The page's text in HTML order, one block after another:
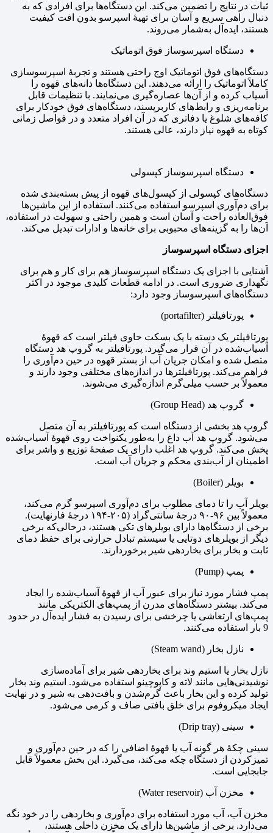
ثبات در نتایج را تضمین می‌کند. این دستگاه‌ها برای افرادی که به
دنبال راهی سریع و آسان برای تهیهٔ اسپرسو بدون افت کیفیت
هستند، ایده‌آل به‌شمار می‌روند.
دستگاه اسپرسوساز فوق اتوماتیک
دستگاه‌های فوق اتوماتیک اوج راحتی هستند و تجربهٔ اسپرسوسازی
کاملاً اتوماتیک را ارائه می‌دهند. این دستگاه‌ها دانه‌های قهوه را
آسیاب کرده و از آن‌ها عصاره‌گیری می‌نمایند. با تنظیمات قابل
برنامه‌ریزی و رابط‌های کاربرپسند، دستگاه‌های فوق خودکار برای
کافه‌های شلوغ یا دفاتری که در آن افراد متعدد و در فواصل زمانی
کوتاه به قهوه نیاز دارند، عالی هستند.
دستگاه اسپرسوساز کپسولی
دستگاه‌های کپسولی از کپسول‌های قهوه از پیش بسته‌بندی شده
برای دم‌آوری اسپرسو استفاده می‌کنند. استفاده از این ماشین‌ها
فوق‌العاده راحت و آسان است و همین راحتی و سهولت در استفاده،
آن‌ها را به گزینه‌های محبوبی برای خانه‌ها و ادارات تبدیل می‌کند.
اجزای دستگاه اسپرسوساز
آشنایی با اجزای یک دستگاه اسپرسوساز هم برای کار و هم برای
نگهداری ضروری است. در ادامه قطعات کلیدی موجود در اکثر
دستگاه‌های اسپرسوساز وجود دارد:
پورتافیلتر (portafilter)
پورتافیلتر یک دسته با یک بسکت حاوی فیلتر است که قهوهٔ
آسیاب‌شده در آن قرار می‌گیرد. پورتافیلتر به گروپ هد دستگاه
متصل شده و امکان جریان آب از بستر قهوه در حین دم‌آوری را
فراهم می‌کند. پورتافیلترها در اندازه‌های مختلفی وجود دارند و
معمولاً بر حسب میلی‌گرم اندازه‌گیری می‌شوند.
گروپ هد (Group Head)
گروپ هد بخشی از دستگاه است که پورتافیلتر به آن متصل
می‌شود. گروپ هد آب داغ را به‌طور یکنواخت روی قهوهٔ آسیاب‌شده
پخش می‌کند. گروپ هد اغلب دارای یک صفحهٔ توزیع و واشر برای
اطمینان از آب‌بندی محکم و جریان آب است.
بویلر (Boiler)
بویلر آب را تا دمای مطلوب برای دم‌آوری اسپرسو گرم می‌کند،
معمولاً بین ۹۶-۹۰ درجهٔ سانتی‌گراد (۲۰۵-۱۹۴ درجهٔ فارنهایت).
برخی از دستگاه‌ها دارای بویلرهای تکی هستند، درحالی‌که برخی
دیگر از بویلرهای دوتایی یا سیستم تبادل حرارتی برای حفظ دمای
ثابت و بخار برای بخاردهی شیر برخوردارند.
پمپ (Pump)
پمپ فشار مورد نیاز برای عبور آب از قهوهٔ آسیاب‌شده را ایجاد
می‌کند. بیشتر دستگاه‌های مدرن از پمپ‌های الکتریکی مانند
پمپ‌های ارتعاشی یا چرخشی برای رسیدن به فشار ایده‌آل در حدود
9 بار استفاده می‌کنند.
نازل بخار (Steam wand)
نازل بخار یا استیم وند برای بخاردهی شیر برای آماده‌سازی
نوشیدنی‌هایی مانند لاته و کاپوچینو استفاده می‌شود. استیم وند بخار
تولید کرده و این بخار باعث گرم‌شدن و بافت‌دهی به شیر و در نهایت
ایجاد میکروفوم برای خلق بافتی صاف و کرمی می‌شود.
سینی (Drip tray)
سینی چکهٔ هر گونه آب یا قهوهٔ اضافی را که در حین دم‌آوری و
تمیزکردن از دستگاه چکه می‌کند، می‌گیرد. این بخش معمولاً قابل
جابجایی است.
مخزن آب (Water reservoir)
مخزن آب، آب مورد استفاده برای دم‌آوری و بخاردهی را در خود نگه
می‌دارد. برخی از ماشین‌ها دارای یک مخزن داخلی هستند،